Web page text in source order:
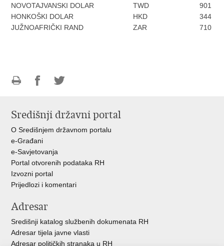
NOVOTAJVANSKI DOLAR
TWD
901
HONKOŠKI DOLAR
HKD
344
JUŽNOAFRIČKI RAND
ZAR 710
FacebookuTwitteru
Središnji državni portal
O Središnjem državnom portalu
e-Građani
e-Savjetovanja
Portal otvorenih podataka RH
Izvozni portal
Prijedlozi i komentari
Adresar
Središnji katalog službenih dokumenata RH
Adresar tijela javne vlasti
Adresar političkih stranaka u RH